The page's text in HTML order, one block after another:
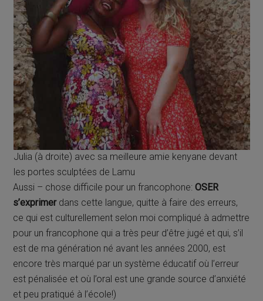
Julia (à droite) avec sa meilleure amie kenyane devant
les portes sculptées de Lamu
Aussi – chose difficile pour un francophone:OSER
s’exprimerdans cette langue, quitte à faire des erreurs,
ce qui est culturellement selon moi compliqué à admettre
pour un francophone qui a très peur d’être jugé et qui, s’il
est de ma génération né avant les années 2000, est
encore très marqué par un système éducatif où l’erreur
est pénalisée et où l’oral est une grande source d’anxiété
et peu pratiqué à l’école!)